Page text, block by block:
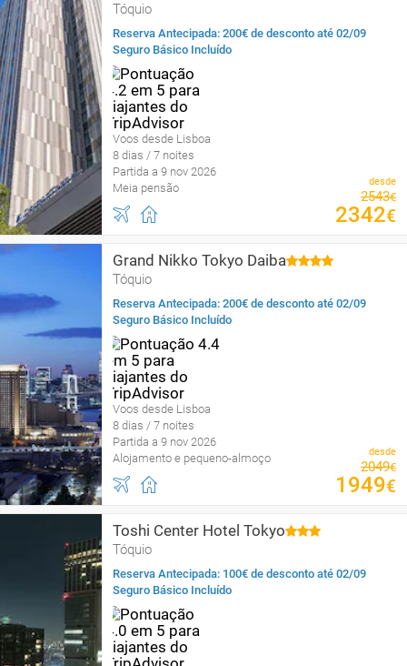
Tóquio
Reserva Antecipada: 200€ de desconto até 02/09
Seguro Básico Incluído
Voos desde Lisboa
8 dias / 7 noites
Partida a 9 nov 2026
Meia pensão
desde
2543€
2342€
Grand Nikko Tokyo Daiba
Tóquio
Reserva Antecipada: 200€ de desconto até 02/09
Seguro Básico Incluído
Voos desde Lisboa
8 dias / 7 noites
Partida a 9 nov 2026
Alojamento e pequeno-almoço
desde
2049€
1949€
Toshi Center Hotel Tokyo
Tóquio
Reserva Antecipada: 100€ de desconto até 02/09
Seguro Básico Incluído